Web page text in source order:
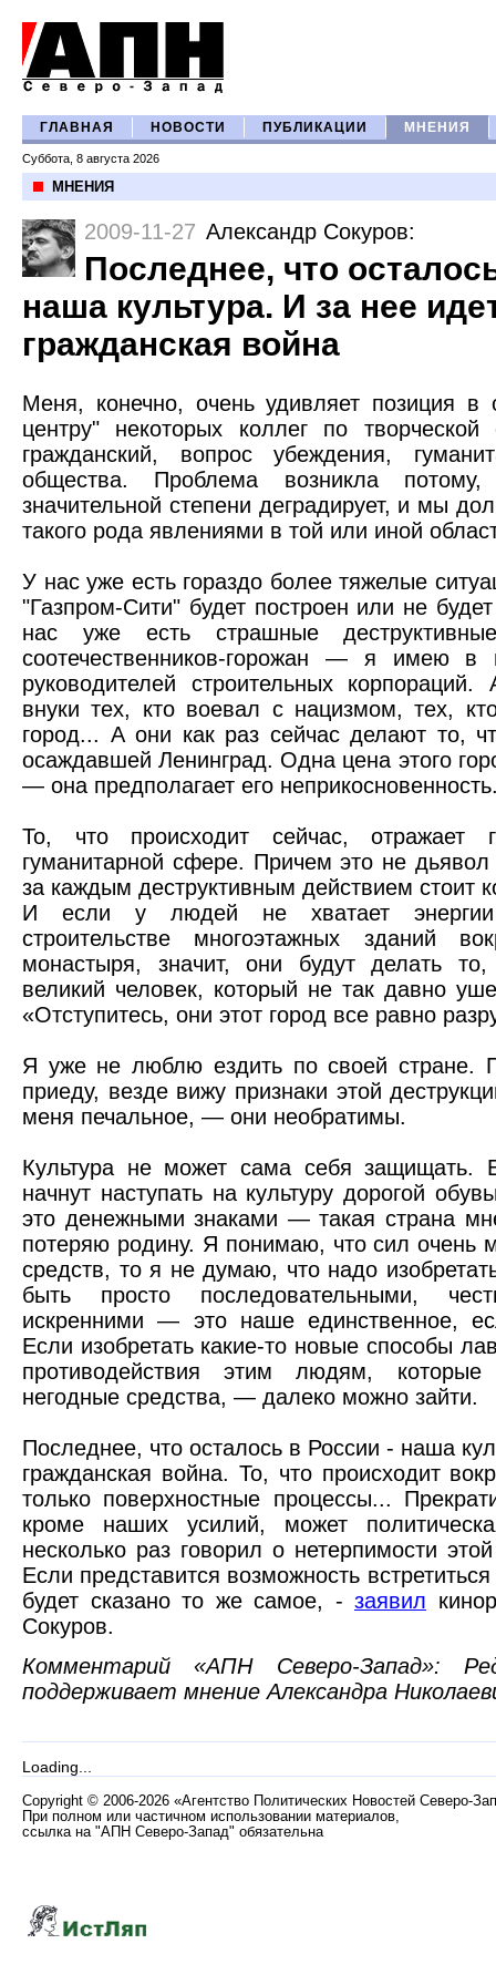
ГЛАВНАЯ НОВОСТИ ПУБЛИКАЦИИ МНЕНИЯ
Суббота, 8 августа 2026
МНЕНИЯ
2009-11-27 Александр Сокуров:
Последнее, что
наша культура. И за нее
гражданская война
Меня, конечно, очень удивляет позиция в
центру" некоторых коллег по
гражданский, вопрос убеждения,
общества. Проблема возникла
значительной степени деградирует, и мы
такого рода явлениями в той или иной
У нас уже есть гораздо более тяжелые
"Газпром-Сити" будет построен или не
нас уже есть страшные
соотечественников-горожан — я имею в
руководителей строительных
внуки тех, кто воевал с нацизмом, тех,
город... А они как раз сейчас делают то,
осаждавшей Ленинград. Одна цена этого
— она предполагает его
То, что происходит сейчас, отражает
гуманитарной сфере. Причем это не дьявол
за каждым деструктивным действием стоит
И если у людей не хватает
строительстве многоэтажных зданий
монастыря, значит, они будут делать
великий человек, который не так давно
«Отступитесь, они этот город все равно
Я уже не люблю ездить по своей стране.
приеду, везде вижу признаки этой
меня печальное, — они необратимы.
Культура не может сама себя защищать.
начнут наступать на культуру дорогой
это денежными знаками — такая страна
потеряю родину. Я понимаю, что сил очень
средств, то я не думаю, что надо
быть просто последовательными,
искренними — это наше единственное,
Если изобретать какие-то новые способы
противодействия этим людям, которые
негодные средства, — далеко можно зайти.
Последнее, что осталось в России - наша
гражданская война. То, что происходит
только поверхностные процессы...
кроме наших усилий, может
несколько раз говорил о нетерпимости
Если представится возможность
будет сказано то же самое, - заявил
Сокуров.
Комментарий «АПН Северо-Запад»:
поддерживает мнение Александра
Loading...
Copyright © 2006-2026 «Агентство Политических Новостей Северо-
При полном или частичном использовании материалов,
ссылка на "АПН Северо-Запад" обязательна